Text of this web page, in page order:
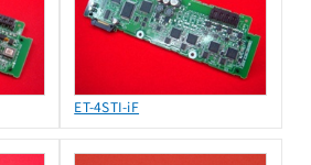
ET-4STI-iF